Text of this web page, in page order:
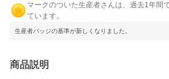
マークのついた生産者さんは、過去1年間
ています。
生産者バッジの基準が新しくなりました。
商品説明